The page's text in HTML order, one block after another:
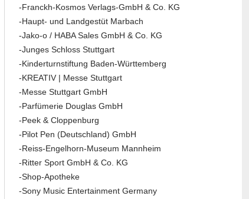
-Franckh-Kosmos Verlags-GmbH & Co. KG
-Haupt- und Landgestüt Marbach
-Jako-o / HABA Sales GmbH & Co. KG
-Junges Schloss Stuttgart
-Kinderturnstiftung Baden-Württemberg
-KREATIV | Messe Stuttgart
-Messe Stuttgart GmbH
-Parfümerie Douglas GmbH
-Peek & Cloppenburg
-Pilot Pen (Deutschland) GmbH
-Reiss-Engelhorn-Museum Mannheim
-Ritter Sport GmbH & Co. KG
-Shop-Apotheke
-Sony Music Entertainment Germany